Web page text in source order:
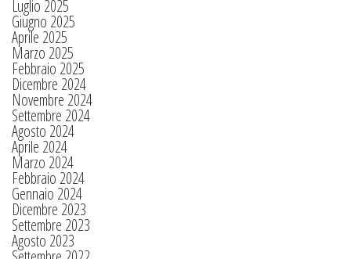
Luglio 2025
Giugno 2025
Aprile 2025
Marzo 2025
Febbraio 2025
Dicembre 2024
Novembre 2024
Settembre 2024
Agosto 2024
Aprile 2024
Marzo 2024
Febbraio 2024
Gennaio 2024
Dicembre 2023
Settembre 2023
Agosto 2023